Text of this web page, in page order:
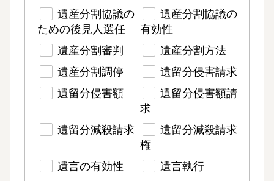
遺産分割協議の
ための後見人選任
遺産分割協議の
有効性
遺産分割審判
遺産分割方法
遺産分割調停
遺留分侵害請求
遺留分侵害額
遺留分侵害額請
求
遺留分減殺請求
遺留分減殺請求
権
遺言の有効性
遺言執行